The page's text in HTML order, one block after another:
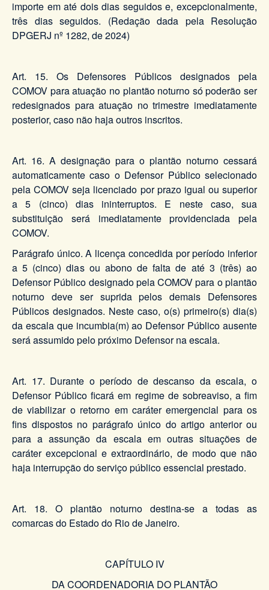
importe em até dois dias seguidos e, excepcionalmente,
três dias seguidos. (Redação dada pela Resolução
DPGERJ nº 1282, de 2024)
Art. 15. Os Defensores Públicos designados pela
COMOV para atuação no plantão noturno só poderão ser
redesignados para atuação no trimestre imediatamente
posterior, caso não haja outros inscritos.
Art. 16. A designação para o plantão noturno cessará
automaticamente caso o Defensor Público selecionado
pela COMOV seja licenciado por prazo igual ou superior
a 5 (cinco) dias ininterruptos. E neste caso, sua
substituição será imediatamente providenciada pela
COMOV.
Parágrafo único. A licença concedida por período inferior
a 5 (cinco) dias ou abono de falta de até 3 (três) ao
Defensor Público designado pela COMOV para o plantão
noturno deve ser suprida pelos demais Defensores
Públicos designados. Neste caso, o(s) primeiro(s) dia(s)
da escala que incumbia(m) ao Defensor Público ausente
será assumido pelo próximo Defensor na escala.
Art. 17. Durante o período de descanso da escala, o
Defensor Público ficará em regime de sobreaviso, a fim
de viabilizar o retorno em caráter emergencial para os
fins dispostos no parágrafo único do artigo anterior ou
para a assunção da escala em outras situações de
caráter excepcional e extraordinário, de modo que não
haja interrupção do serviço público essencial prestado.
Art. 18. O plantão noturno destina-se a todas as
comarcas do Estado do Rio de Janeiro.
CAPÍTULO IV
DA COORDENADORIA DO PLANTÃO